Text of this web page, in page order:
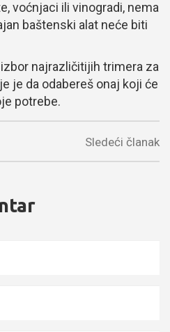
voćnjaci ili vinogradi, nema
baštenski alat neće biti
najrazličitijih trimera za
je da odabereš onaj koji će
potrebe.
Sledeći članak